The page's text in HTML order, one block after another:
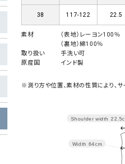
GAIMO（ガイモ
GRAMICCI（グ
ILIMA（イリマ）
38 117-122 22.5
素材
（表地）レーヨン100％
（裏地）綿100％
取り扱い
手洗い可
原産国
インド製
※測り方や位置、素材の性質により、
Width 64cm
Shoulder width